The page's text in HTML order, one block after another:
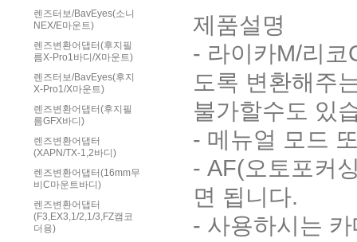
렌즈터보/BavEyes(소니
NEX/E마운트)
렌즈변환어댑터(후지필
름X-Pro1바디/X마운트)
렌즈터보/BavEyes(후지
X-Pro1/X마운트)
렌즈변환어댑터(후지필
름GFX바디)
렌즈변환어댑터
(XAPN/TX-1,2바디)
렌즈변환어댑터(16mm무
비C마운트바디)
렌즈변환어댑터
(F3,EX3,1/2,1/3,FZ캠코
더용)
제품설명
- 라이카M/리코
도록 변환해주
불가할수도 있
- 메뉴얼 모드
- AF(오토포커
면 됩니다.
- 사용하시는